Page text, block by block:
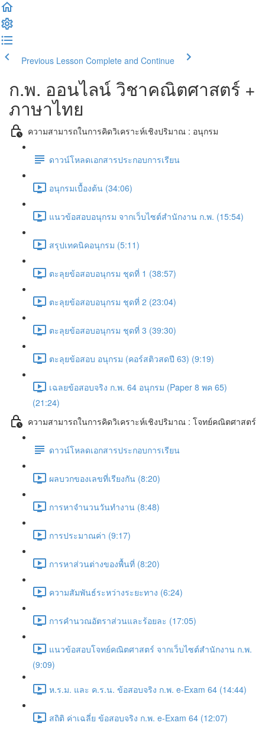
Previous Lesson Complete and Continue
ก.พ. ออนไลน์ วิชาคณิตศาสตร์ +
ภาษาไทย
ความสามารถในการคิดวิเคราะห์เชิงปริมาณ : อนุกรม
ดาวน์โหลดเอกสารประกอบการเรียน
อนุกรมเบื้องต้น (34:06)
แนวข้อสอบอนุกรม จากเว็บไซต์สำนักงาน ก.พ. (15:54)
สรุปเทคนิคอนุกรม (5:11)
ตะลุยข้อสอบอนุกรม ชุดที่ 1 (38:57)
ตะลุยข้อสอบอนุกรม ชุดที่ 2 (23:04)
ตะลุยข้อสอบอนุกรม ชุดที่ 3 (39:30)
ตะลุยข้อสอบ อนุกรม (คอร์สติวสดปี 63) (9:19)
เฉลยข้อสอบจริง ก.พ. 64 อนุกรม (Paper 8 พค 65)
(21:24)
ความสามารถในการคิดวิเคราะห์เชิงปริมาณ : โจทย์คณิตศาสตร์
ดาวน์โหลดเอกสารประกอบการเรียน
ผลบวกของเลขที่เรียงกัน (8:20)
การหาจำนวนวันทำงาน (8:48)
การประมาณค่า (9:17)
การหาส่วนต่างของพื้นที่ (8:20)
ความสัมพันธ์ระหว่างระยะทาง (6:24)
การคำนวณอัตราส่วนและร้อยละ (17:05)
แนวข้อสอบโจทย์คณิตศาสตร์ จากเว็บไซต์สำนักงาน ก.พ.
(9:09)
ห.ร.ม. และ ค.ร.น. ข้อสอบจริง ก.พ. e-Exam 64 (14:44)
สถิติ ค่าเฉลี่ย ข้อสอบจริง ก.พ. e-Exam 64 (12:07)